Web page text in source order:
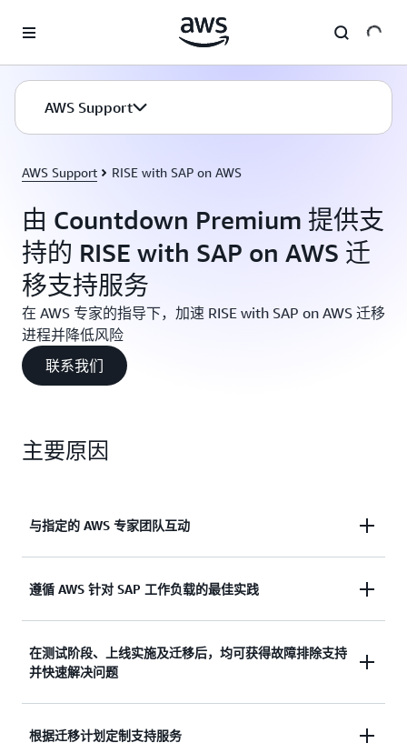
AWS Support
AWS Support RISE with SAP on AWS
由 Countdown Premium 提供支
持的 RISE with SAP on AWS 迁
移支持服务
在 AWS 专家的指导下，加速 RISE with SAP on AWS 迁移
进程并降低风险
联系我们
主要原因
与指定的 AWS 专家团队互动
基础设施指导，以帮助确保做好迁移准备。
遵循 AWS 针对 SAP 工作负载的最佳实践
AWS 服务配置的直接指导，防患于未然，避免潜在
的迁移问题。
在测试阶段、上线实施及迁移后，均可获得故障排除支持
并快速解决问题
支持并快速解决问题。
根据迁移计划定制支持服务